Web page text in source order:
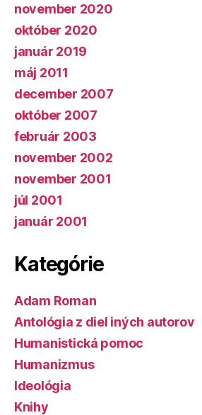
november 2020
október 2020
január 2019
máj 2011
december 2007
október 2007
február 2003
november 2002
november 2001
júl 2001
január 2001
Kategórie
Adam Roman
Antológia z diel iných autorov
Humanistická pomoc
Humanizmus
Ideológia
Knihy